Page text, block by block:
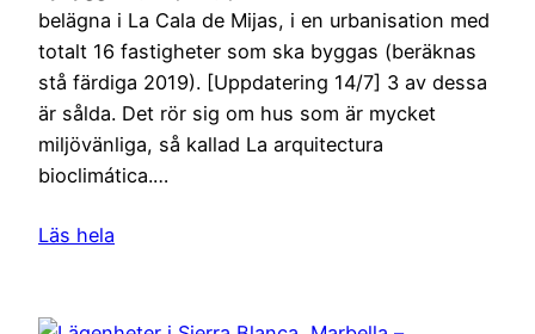
belägna i La Cala de Mijas, i en urbanisation med
totalt 16 fastigheter som ska byggas (beräknas
stå färdiga 2019). [Uppdatering 14/7] 3 av dessa
är sålda. Det rör sig om hus som är mycket
miljövänliga, så kallad La arquitectura
bioclimática.…
Läs hela